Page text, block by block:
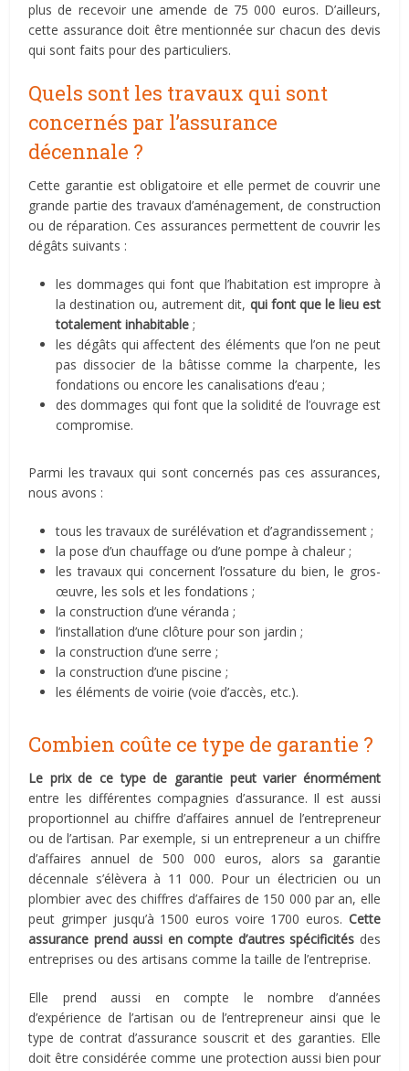
plus de recevoir une amende de 75 000 euros. D’ailleurs,
cette assurance doit être mentionnée sur chacun des devis
qui sont faits pour des particuliers.
Quels sont les travaux qui sont
concernés par l’assurance
décennale ?
Cette garantie est obligatoire et elle permet de couvrir une
grande partie des travaux d’aménagement, de construction
ou de réparation. Ces assurances permettent de couvrir les
dégâts suivants :
les dommages qui font que l’habitation est impropre à
la destination ou, autrement dit, qui font que le lieu est
totalement inhabitable;
les dégâts qui affectent des éléments que l’on ne peut
pas dissocier de la bâtisse comme la charpente, les
fondations ou encore les canalisations d’eau ;
des dommages qui font que la solidité de l’ouvrage est
compromise.
Parmi les travaux qui sont concernés pas ces assurances,
nous avons :
tous les travaux de surélévation et d’agrandissement ;
la pose d’un chauffage ou d’une pompe à chaleur ;
les travaux qui concernent l’ossature du bien, le gros-
œuvre, les sols et les fondations ;
la construction d’une véranda ;
l’installation d’une clôture pour son jardin ;
la construction d’une serre ;
la construction d’une piscine ;
les éléments de voirie (voie d’accès, etc.).
Combien coûte ce type de garantie ?
Le prix de ce type de garantie peut varier énormément
entre les différentes compagnies d’assurance. Il est aussi
proportionnel au chiffre d’affaires annuel de l’entrepreneur
ou de l’artisan. Par exemple, si un entrepreneur a un chiffre
d’affaires annuel de 500 000 euros, alors sa garantie
décennale s’élèvera à 11 000. Pour un électricien ou un
plombier avec des chiffres d’affaires de 150 000 par an, elle
peut grimper jusqu’à 1500 euros voire 1700 euros. Cette
assurance prend aussi en compte d’autres spécificités des
entreprises ou des artisans comme la taille de l’entreprise.
Elle prend aussi en compte le nombre d’années
d’expérience de l’artisan ou de l’entrepreneur ainsi que le
type de contrat d’assurance souscrit et des garanties. Elle
doit être considérée comme une protection aussi bien pour